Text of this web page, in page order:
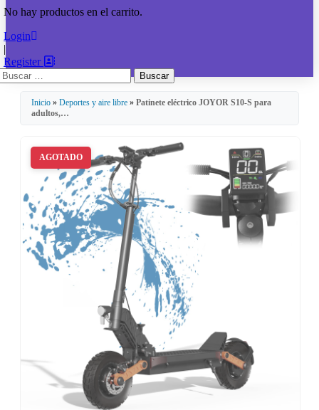
No hay productos en el carrito.
Login
|
Register
Inicio » Deportes y aire libre » Patinete eléctrico JOYOR S10-S para
adultos,…
AGOTADO